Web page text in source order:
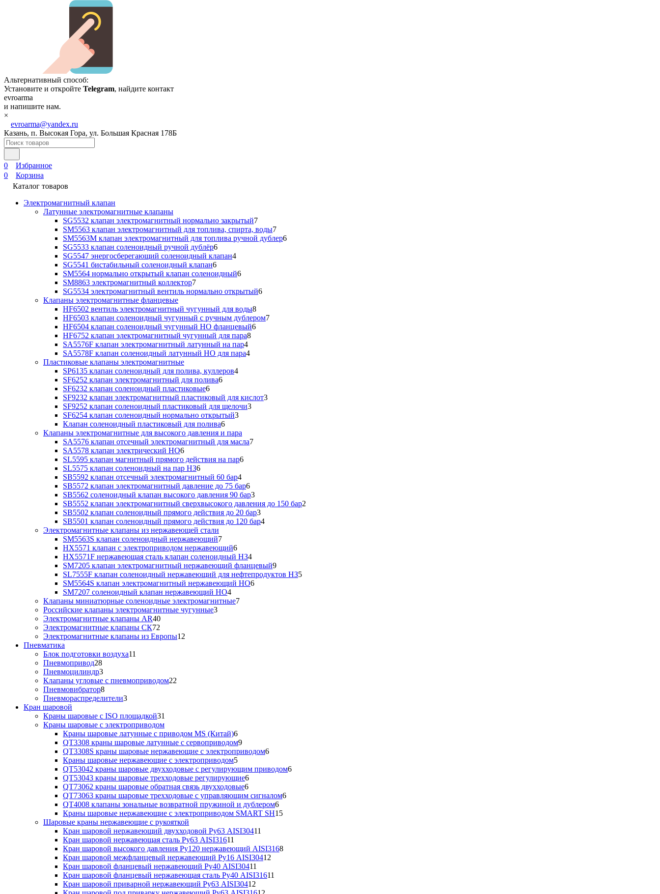
Альтернативный способ:
Установите и откройте Telegram, найдите контакт
evroarma
и напишите нам.
×
evroarma@yandex.ru
Казань, п. Высокая Гора, ул. Большая Красная 178Б
0
Избранное
0
Корзина
Каталог товаров
Электромагнитный клапан
Латунные электромагнитные клапаны
SG5532 клапан электромагнитный нормально закрытый7
SM5563 клапан электромагнитный для топлива, спирта, воды7
SM5563M клапан электромагнитный для топлива ручной дублер6
SG5533 клапан соленоидный ручной дублёр6
SG5547 энергосберегающий соленоидный клапан4
SG5541 бистабильный соленоидный клапан6
SM5564 нормально открытый клапан соленоидный6
SM8863 электромагнитный коллектор7
SG5534 электромагнитный вентиль нормально открытый6
Клапаны электромагнитные фланцевые
HF6502 вентиль электромагнитный чугунный для воды8
HF6503 клапан соленоидный чугунный с ручным дублером7
HF6504 клапан соленоидный чугунный НО фланцевый6
HF6752 клапан электромагнитный чугунный для пара8
SA5576F клапан электромагнитный латунный на пар4
SA5578F клапан соленоидный латунный НО для пара4
Пластиковые клапаны электромагнитные
SP6135 клапан соленоидный для полива, куллеров4
SF6252 клапан электромагнитный для полива6
SF6232 клапан соленоидный пластиковые6
SF9232 клапан электромагнитный пластиковый для кислот3
SF9252 клапан соленоидный пластиковый для щелочи3
SF6254 клапан соленоидный нормально открытый3
Клапан соленоидный пластиковый для полива6
Клапаны электромагнитные для высокого давления и пара
SA5576 клапан отсечный электромагнитный для масла7
SA5578 клапан электрический НО6
SL5595 клапан магнитный прямого действия на пар6
SL5575 клапан соленоидный на пар НЗ6
SB5592 клапан отсечный электромагнитный 60 бар4
SB5572 клапан электромагнитный давление до 75 бар6
SB5562 соленоидный клапан высокого давления 90 бар3
SB5552 клапан электромагнитный сверхвысокого давления до 150 бар2
SB5502 клапан соленоидный прямого действия до 20 бар3
SB5501 клапан соленоидный прямого действия до 120 бар4
Электромагнитные клапаны из нержавеющей стали
SM5563S клапан соленоидный нержавеющий7
HX5571 клапан с электроприводом нержавеющий6
HX5571F нержавеющая сталь клапан соленоидный НЗ4
SM7205 клапан электромагнитный нержавеющий фланцевый9
SL7555F клапан соленоидный нержавеющий для нефтепродуктов НЗ5
SM5564S клапан электромагнитный нержавеющий НО6
SM7207 соленоидный клапан нержавеющий НО4
Клапаны миниатюрные соленоидные электромагнитные7
Российские клапаны электромагнитные чугунные3
Электромагнитные клапаны AR40
Электромагнитные клапаны СК72
Электромагнитные клапаны из Европы12
Пневматика
Блок подготовки воздуха11
Пневмопривод28
Пневмоцилиндр3
Клапаны угловые с пневмоприводом22
Пневмовибратор8
Пневмораспределители3
Кран шаровой
Краны шаровые с ISO площадкой31
Краны шаровые с электроприводом
Краны шаровые латунные с приводом MS (Китай)6
QT3308 краны шаровые латунные с сервоприводом9
QT3308S краны шаровые нержавеющие с электроприводом6
Краны шаровые нержавеющие с электроприводом5
QT53042 краны шаровые двухходовые с регулирующим приводом6
QT53043 краны шаровые трехходовые регулирующие6
QT73062 краны шаровые обратная связь двухходовые6
QT73063 краны шаровые трехходовые с управляющим сигналом6
QT4008 клапаны зональные возвратной пружиной и дублером6
Краны шаровые нержавеющие с электроприводом SMART SH15
Шаровые краны нержавеющие с рукояткой
Кран шаровой нержавеющий двухходовой Ру63 AISI30411
Кран шаровой нержавеющая сталь Ру63 AISI31611
Кран шаровой высокого давления Ру120 нержавеющий AISI3168
Кран шаровой межфланцевый нержавеющий Ру16 AISI30412
Кран шаровой фланцевый нержавеющий Ру40 AISI30411
Кран шаровой фланцевый нержавеющая сталь Ру40 AISI31611
Кран шаровой приварной нержавеющий Ру63 AISI30412